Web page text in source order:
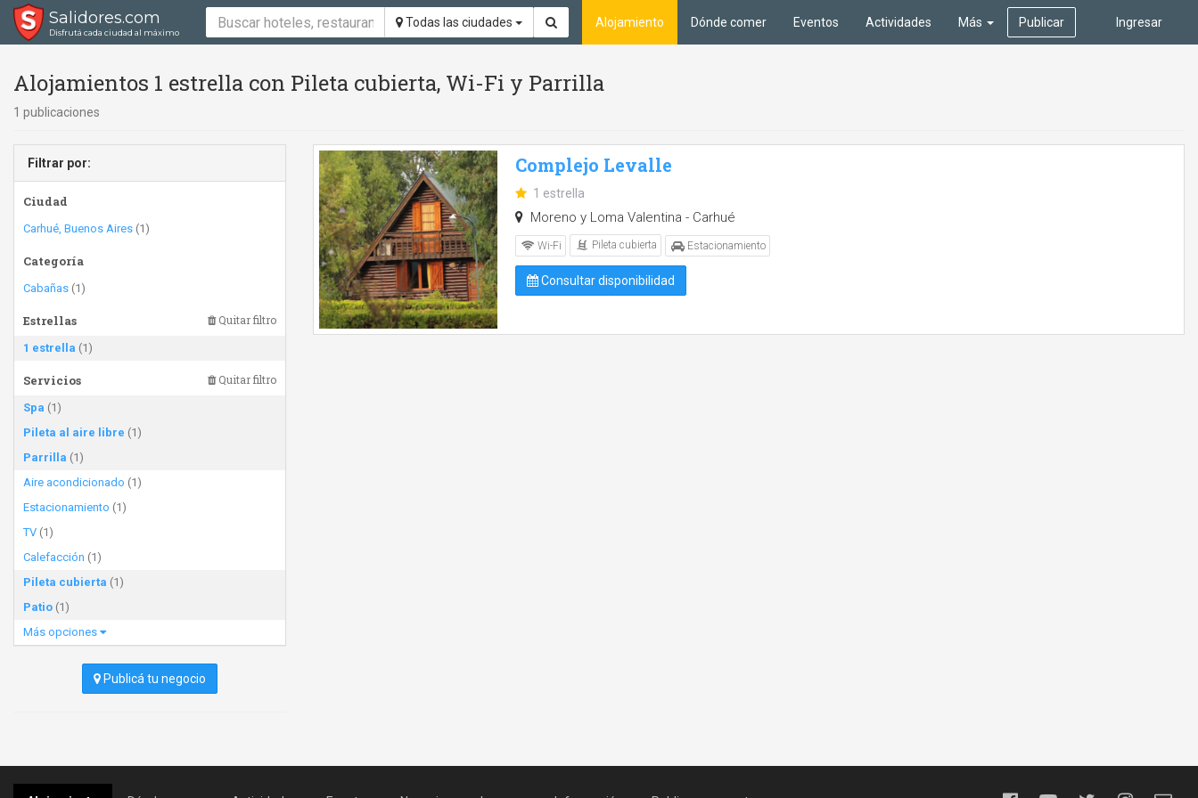
Salidores.com
Disfrutá cada ciudad al máximo
Todas las ciudades Ingresar
Alojamiento Dónde comer Eventos Actividades Más Publicar
Alojamientos 1 estrella con Pileta cubierta, Wi-Fi y Parrilla
1 publicaciones
Filtrar por:
Ciudad
Carhué, Buenos Aires (1)
Categoría
Cabañas (1)
Estrellas Quitar filtro
1 estrella (1)
Servicios Quitar filtro
Spa (1)
Pileta al aire libre (1)
Parrilla (1)
Aire acondicionado (1)
Estacionamiento (1)
TV (1)
Calefacción (1)
Pileta cubierta (1)
Patio (1)
Más opciones
Publicá tu negocio
Complejo Levalle
1 estrella
Moreno y Loma Valentina - Carhué
Wi-Fi Pileta cubierta Estacionamiento
Consultar disponibilidad